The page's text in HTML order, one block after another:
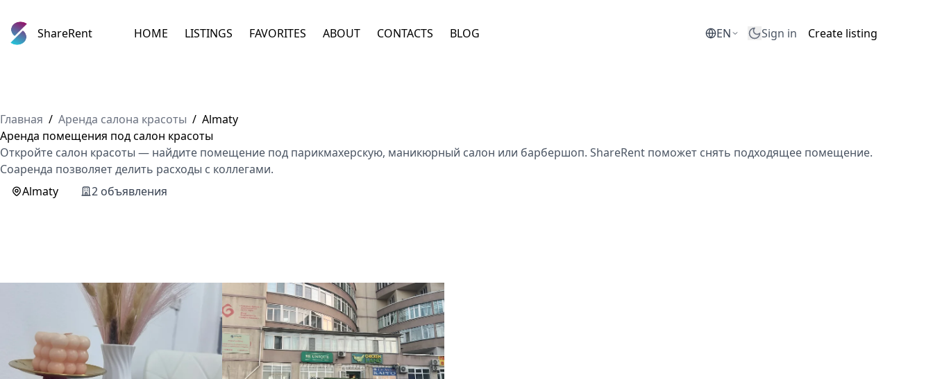
ShareRent HOME LISTINGS FAVORITES ABOUT CONTACTS BLOG EN Sign in Create listing
Главная / Аренда салона красоты / Almaty
Аренда помещения под салон красоты
Откройте салон красоты — найдите помещение под парикмахерскую, маникюрный салон или барбершоп. ShareRent поможет снять подходящее помещение.
Соаренда позволяет делить расходы с коллегами.
Almaty
2 объявления